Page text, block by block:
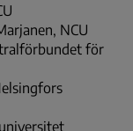
NCU
för